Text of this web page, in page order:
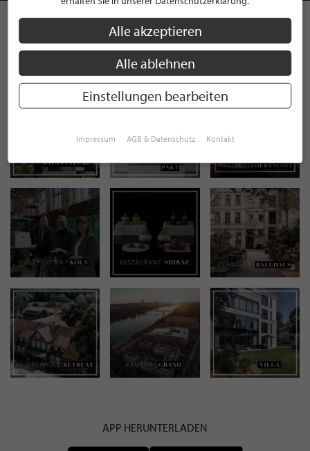
STILPUNKTE AUF
INSTAGRAM
APP HERUNTERLADEN
Alle akzeptieren
Alle ablehnen
Einstellungen bearbeiten
Impressum AGB & Datenschutz Kontakt